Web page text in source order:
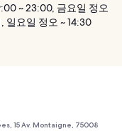
~ 23:00, 금요일 정오
일요일 정오 ~ 14:30
15 Av. Montaigne, 75008